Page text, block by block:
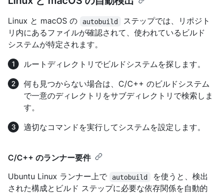
Linux と macOS の autobuild
ステップでは、リポジト
リ内にあるファイルが確認されて、使われているビルド
システムが特定されます。
ルートディレクトリでビルドシステムを探します。
何も見つからない場合は、C/C++ のビルドシステム
で一意のディレクトリをサブディレクトリで検索しま
す。
適切なコマンドを実行してシステムを設定します。
C/C++ のランナー要件
Ubuntu Linux ランナー上で
autobuild
を使うと、検出
された構成とビルド ステップに必要な依存関係を自動的